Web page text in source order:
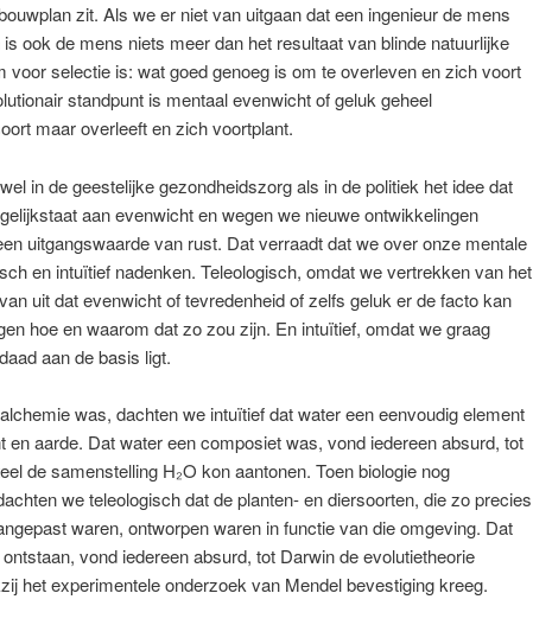
zit. Als we er niet van uitgaan dat een ingenieur de mens
ook de mens niets meer dan het resultaat van blinde natuurlijke
voor selectie is: wat goed genoeg is om te overleven en zich voort
standpunt is mentaal evenwicht of geluk geheel
maar overleeft en zich voortplant.
in de geestelijke gezondheidszorg als in de politiek het idee dat
aan evenwicht en wegen we nieuwe ontwikkelingen
uitgangswaarde van rust. Dat verraadt dat we over onze mentale
en intuïtief nadenken. Teleologisch, omdat we vertrekken van het
uit dat evenwicht of tevredenheid of zelfs geluk er de facto kan
hoe en waarom dat zo zou zijn. En intuïtief, omdat we graag
aan de basis ligt.
was, dachten we intuïtief dat water een eenvoudig element
en aarde. Dat water een composiet was, vond iedereen absurd, tot
de samenstelling H₂O kon aantonen. Toen biologie nog
we teleologisch dat de planten- en diersoorten, die zo precies
waren, ontworpen waren in functie van die omgeving. Dat
vond iedereen absurd, tot Darwin de evolutietheorie
het experimentele onderzoek van Mendel bevestiging kreeg.